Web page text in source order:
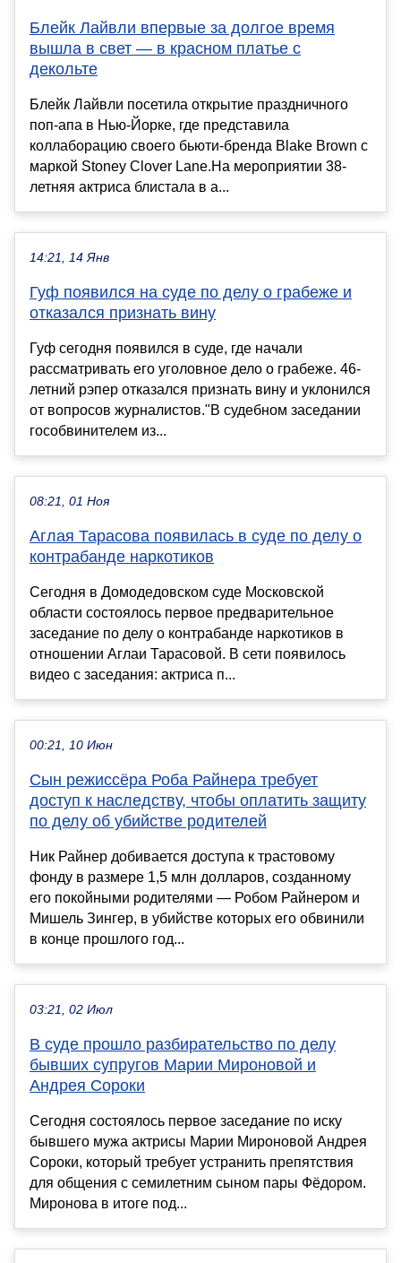
Блейк Лайвли впервые за долгое время
вышла в свет — в красном платье с
декольте
Блейк Лайвли посетила открытие праздничного
поп-апа в Нью-Йорке, где представила
коллаборацию своего бьюти-бренда Blake Brown с
маркой Stoney Clover Lane.На мероприятии 38-
летняя актриса блистала в а...
14:21, 14 Янв
Гуф появился на суде по делу о грабеже и
отказался признать вину
Гуф сегодня появился в суде, где начали
рассматривать его уголовное дело о грабеже. 46-
летний рэпер отказался признать вину и уклонился
от вопросов журналистов."В судебном заседании
гособвинителем из...
08:21, 01 Ноя
Аглая Тарасова появилась в суде по делу о
контрабанде наркотиков
Сегодня в Домодедовском суде Московской
области состоялось первое предварительное
заседание по делу о контрабанде наркотиков в
отношении Аглаи Тарасовой. В сети появилось
видео с заседания: актриса п...
00:21, 10 Июн
Сын режиссёра Роба Райнера требует
доступ к наследству, чтобы оплатить защиту
по делу об убийстве родителей
Ник Райнер добивается доступа к трастовому
фонду в размере 1,5 млн долларов, созданному
его покойными родителями — Робом Райнером и
Мишель Зингер, в убийстве которых его обвинили
в конце прошлого год...
03:21, 02 Июл
В суде прошло разбирательство по делу
бывших супругов Марии Мироновой и
Андрея Сороки
Сегодня состоялось первое заседание по иску
бывшего мужа актрисы Марии Мироновой Андрея
Сороки, который требует устранить препятствия
для общения с семилетним сыном пары Фёдором.
Миронова в итоге под...